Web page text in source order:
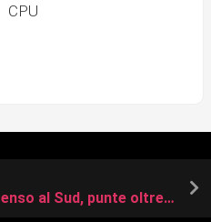
CPU
“Nuova ondata di caldo intenso al Sud, punte oltre i 45°C”